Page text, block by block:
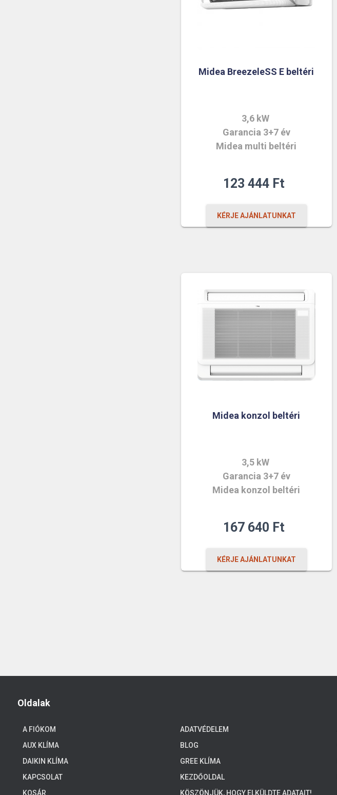
Midea BreezeleSS E beltéri
3,6 kW
Garancia 3+7 év
Midea multi beltéri
123 444 Ft
KÉRJE AJÁNLATUNKAT
Midea konzol beltéri
3,5 kW
Garancia 3+7 év
Midea konzol beltéri
167 640 Ft
KÉRJE AJÁNLATUNKAT
Oldalak
A FIÓKOM ADATVÉDELEM
AUX KLÍMA
BLOG
DAIKIN KLÍMA GREE KLÍMA
KAPCSOLAT
KEZDŐOLDAL
KOSÁR
KÖSZÖNJÜK, HOGY ELKÜLDTE ADATAIT!